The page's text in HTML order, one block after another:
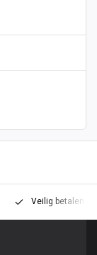
Veilig betalen